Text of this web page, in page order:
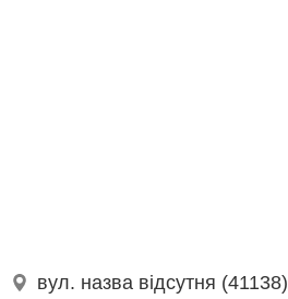
вул. назва відсутня (41138)